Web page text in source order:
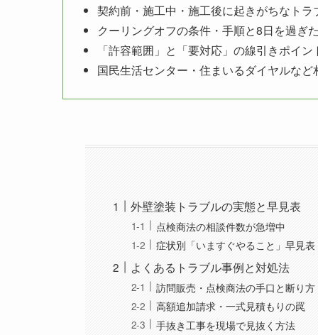
契約前・施工中・施工後に起きがちなトラ
クーリングオフの条件・手順と8日を過ぎ
「許容範囲」と「要対応」の線引きポイン
国民生活センター・住まいるダイヤルな
外壁塗装トラブルの実態と早見表
点検商法の相談件数が急増中
症状別「いますぐやること」早見表
よくあるトラブル事例と対処法
訪問販売・点検商法の手口と断り方
高額追加請求・一式見積もりの罠
手抜き工事を現場で見抜く方法